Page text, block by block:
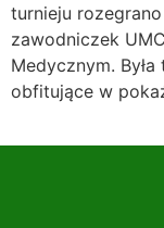
turnieju
zawodniczek
Medycznym.
obfitujące w